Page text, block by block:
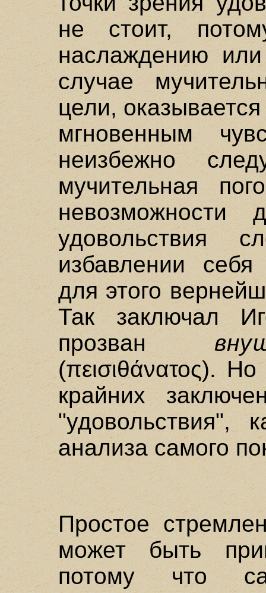
не стоит,
наслаждению
случае
цели,
мгновенным
неизбежно
мучительная
невозможности
удовольствия
избавлении
для этого
Так заключал
прозван
(πεισιθάνατος).
крайних
"удовольствия",
анализа самого
Простое
может быть
потому что